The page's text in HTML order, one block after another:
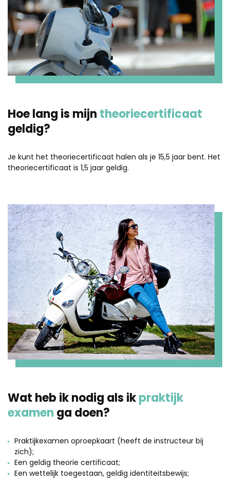
Hoe lang is mijn theoriecertificaat
geldig?
Je kunt het theoriecertificaat halen als je 15,5 jaar bent. Het
theoriecertificaat is 1,5 jaar geldig.
Wat heb ik nodig als ikpraktijk
examen ga doen?
Praktijkexamen oproepkaart (heeft de instructeur bij
zich);
Een geldig theorie certificaat;
Een wettelijk toegestaan, geldig identiteitsbewijs;